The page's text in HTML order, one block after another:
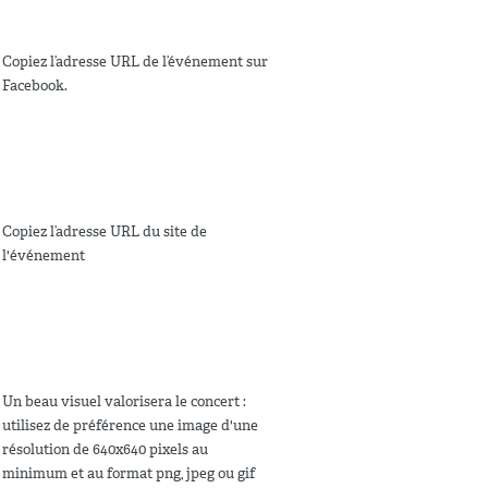
Copiez l’adresse URL de l’événement sur
Facebook.
Copiez l’adresse URL du site de
l'événement
Un beau visuel valorisera le concert :
utilisez de préférence une image d'une
résolution de 640x640 pixels au
minimum et au format png, jpeg ou gif